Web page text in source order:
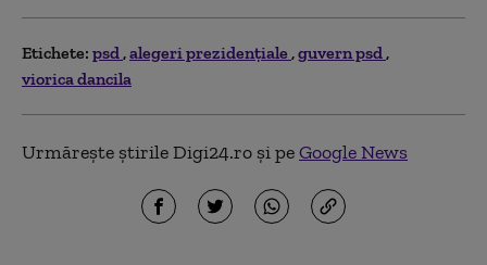
Etichete: psd alegeri prezidențiale guvern psd
viorica dancila
Urmărește știrile Digi24.ro și peGoogle News